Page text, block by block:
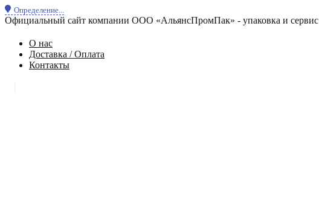
Определение...
Официальный сайт компании ООО «АльянсПромПак» - упаковка и сервис
О нас
Доставка / Оплата
Контакты